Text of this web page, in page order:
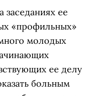
заседаниях ее
«профильных»
молодых
ее делу
больным